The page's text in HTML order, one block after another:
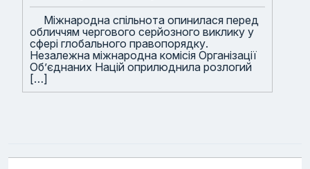
Міжнародна спільнота опинилася перед
обличчям чергового серйозного виклику у
сфері глобального правопорядку.
Незалежна міжнародна комісія Організації
Об’єднаних Націй оприлюднила розлогий
[…]